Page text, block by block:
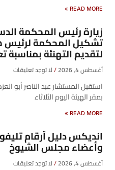
READ MORE »
زيارة رئيس المحكمة
تشكيل المحكمة لرئيس
لتقديم التهنئة بمناسبة
أغسطس 4, 2026 لا توجد تعليقات
​استقبل المستشار عبد الناصر أبو
بمقر الهيئة اليوم الثلاثاء
READ MORE »
انديكس دليل أرقام
وأعضاء مجلس الشيوخ
أغسطس 4, 2026 لا توجد تعليقات